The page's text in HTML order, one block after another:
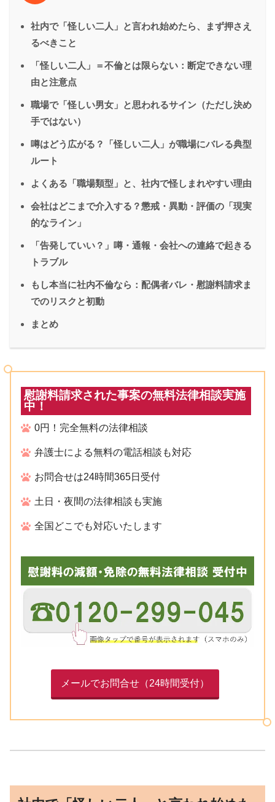
社内で「怪しい二人」と言われ始めたら、まず押さえ
るべきこと
「怪しい二人」＝不倫とは限らない：断定できない理
由と注意点
職場で「怪しい男女」と思われるサイン（ただし決め
手ではない）
噂はどう広がる？「怪しい二人」が職場にバレる典型
ルート
よくある「職場類型」と、社内で怪しまれやすい理由
会社はどこまで介入する？懲戒・異動・評価の「現実
的なライン」
「告発していい？」噂・通報・会社への連絡で起きる
トラブル
もし本当に社内不倫なら：配偶者バレ・慰謝料請求ま
でのリスクと初動
まとめ
慰謝料請求された事案の無料法律相談実施
中！
0円！完全無料の法律相談
弁護士による無料の電話相談も対応
お問合せは24時間365日受付
土日・夜間の法律相談も実施
全国どこでも対応いたします
メールでお問合せ（24時間受付）